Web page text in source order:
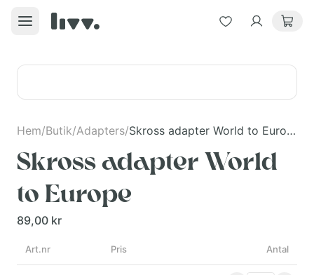
Hem/Butik/Adapters/ Skross adapter World to Europe
Skross adapter World
to Europe
89,00 kr
Art.nr Pris Antal